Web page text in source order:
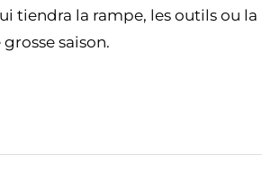
tiendra la rampe, les outils ou la
saison.